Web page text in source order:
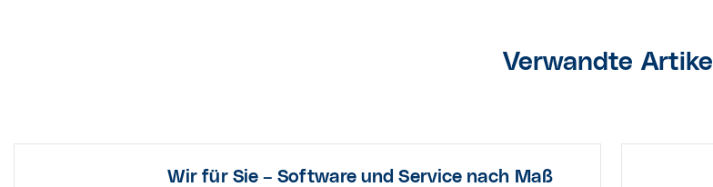
Verwandte Artikel
Wir für Sie – Software und Service nach Maß